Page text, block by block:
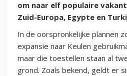
om naar elf populaire
Zuid-Europa, Egypte en
In de oorspronkelijke plannen
expansie naar Keulen
maar die toestellen staan al
grond. Zoals bekend, geldt er